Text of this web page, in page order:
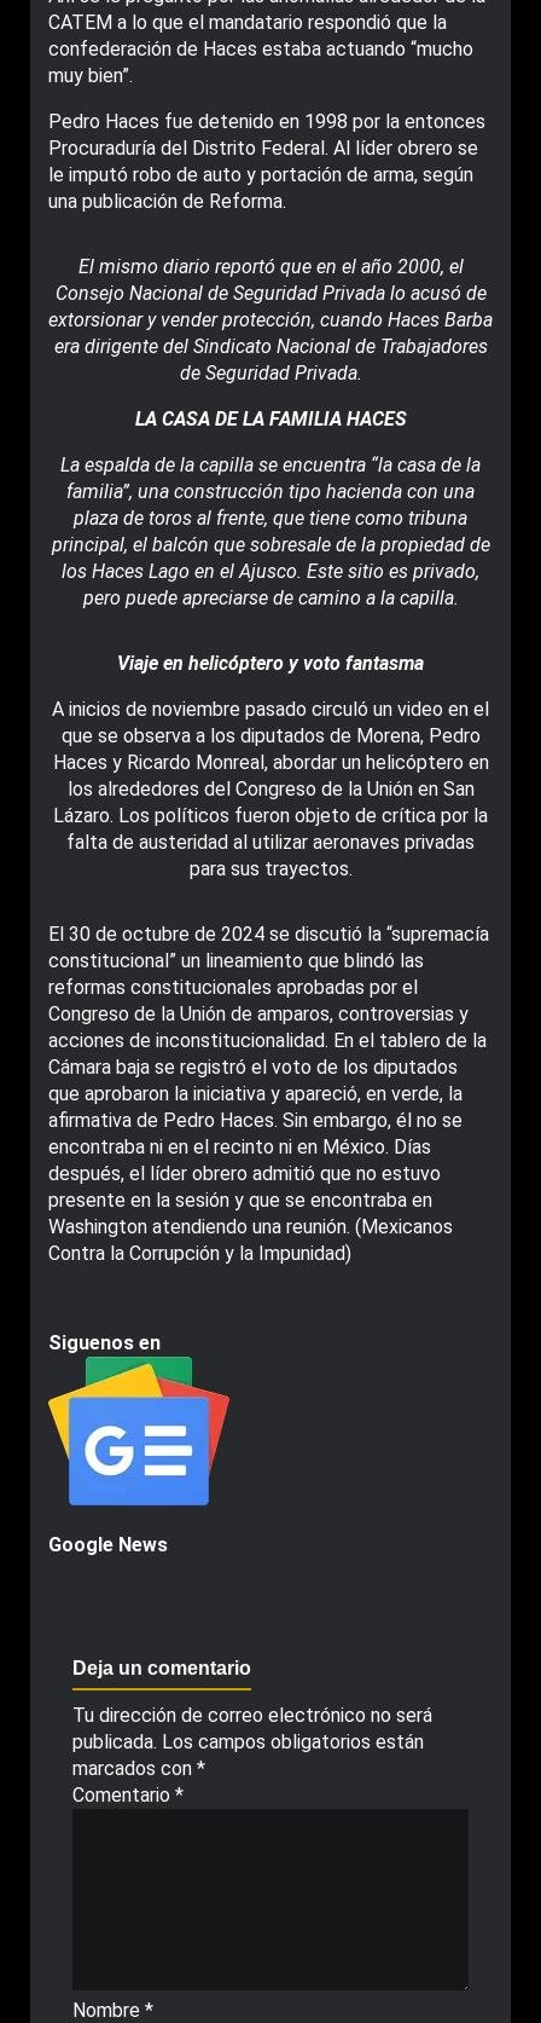
CATEM a lo que el mandatario respondió que la
confederación de Haces estaba actuando “mucho
muy bien”.
Pedro Haces fue detenido en 1998 por la entonces
Procuraduría del Distrito Federal. Al líder obrero se
le imputó robo de auto y portación de arma, según
una publicación de Reforma.
El mismo diario reportó que en el año 2000, el
Consejo Nacional de Seguridad Privada lo acusó de
extorsionar y vender protección, cuando Haces Barba
era dirigente del Sindicato Nacional de Trabajadores
de Seguridad Privada.
LA CASA DE LA FAMILIA HACES
La espalda de la capilla se encuentra “la casa de la
familia”, una construcción tipo hacienda con una
plaza de toros al frente, que tiene como tribuna
principal, el balcón que sobresale de la propiedad de
los Haces Lago en el Ajusco. Este sitio es privado,
pero puede apreciarse de camino a la capilla.
Viaje en helicóptero y voto fantasma
A inicios de noviembre pasado circuló un video en el
que se observa a los diputados de Morena, Pedro
Haces y Ricardo Monreal, abordar un helicóptero en
los alrededores del Congreso de la Unión en San
Lázaro. Los políticos fueron objeto de crítica por la
falta de austeridad al utilizar aeronaves privadas
para sus trayectos.
El 30 de octubre de 2024 se discutió la “supremacía
constitucional” un lineamiento que blindó las
reformas constitucionales aprobadas por el
Congreso de la Unión de amparos, controversias y
acciones de inconstitucionalidad. En el tablero de la
Cámara baja se registró el voto de los diputados
que aprobaron la iniciativa y apareció, en verde, la
afirmativa de Pedro Haces. Sin embargo, él no se
encontraba ni en el recinto ni en México. Días
después, el líder obrero admitió que no estuvo
presente en la sesión y que se encontraba en
Washington atendiendo una reunión. (Mexicanos
Contra la Corrupción y la Impunidad)
Siguenos en
Google News
Deja un comentario
Tu dirección de correo electrónico no será
publicada. Los campos obligatorios están
marcados con *
Comentario *
Nombre *